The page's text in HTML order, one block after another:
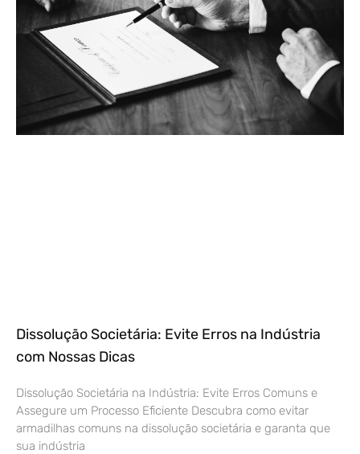
Dissolução Societária: Evite Erros na Indústria
com Nossas Dicas
Dissolução Societária na Indústria: Evite Erros Comuns e
Assegure um Processo Eficiente Descubra como evitar
armadilhas comuns na dissolução societária e garanta que
sua indústria